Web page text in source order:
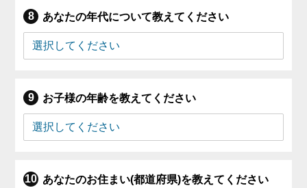
あなたの年代について教えてください
お子様の年齢を教えてください
あなたのお住まい(都道府県)を教えてください